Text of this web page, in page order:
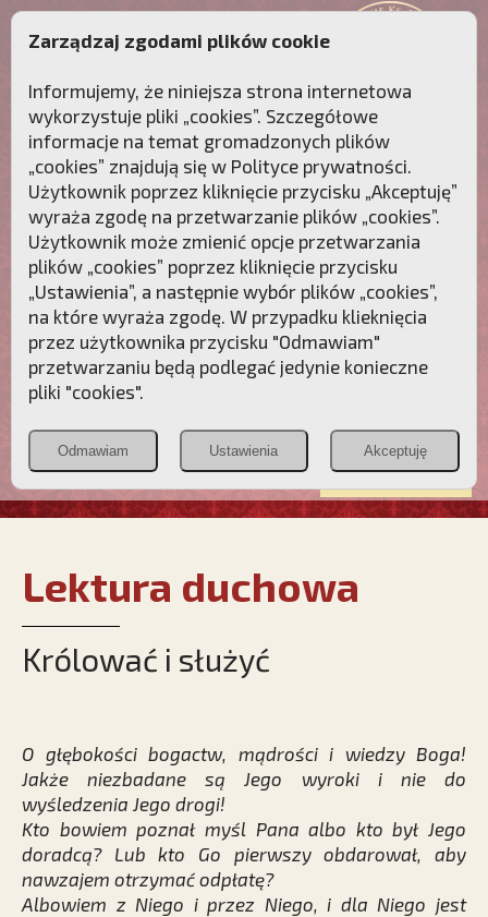
Przebudźmy sumienia Polaków!
Polonia
Christiana
PCh24.pl
Przymierze
POZNAJ APOSTOLAT FATIMY WESPRZYJ
NAS
Lektura duchowa
Królować i służyć
O głębokości bogactw, mądrości i wiedzy Boga!
Jakże niezbadane są Jego wyroki i nie do
wyśledzenia Jego drogi!
Kto bowiem poznał myśl Pana albo kto był Jego
doradcą? Lub kto Go pierwszy obdarował, aby
nawzajem otrzymać odpłatę?
Albowiem z Niego i przez Niego, i dla Niego jest
Zarządzaj zgodami plików cookie
Informujemy, że niniejsza strona internetowa
wykorzystuje pliki „cookies”. Szczegółowe
informacje na temat gromadzonych plików
„cookies” znajdują się w Polityce prywatności.
Użytkownik poprzez kliknięcie przycisku „Akceptuję”
wyraża zgodę na przetwarzanie plików „cookies”.
Użytkownik może zmienić opcje przetwarzania
plików „cookies” poprzez kliknięcie przycisku
„Ustawienia”, a następnie wybór plików „cookies”,
na które wyraża zgodę. W przypadku klieknięcia
przez użytkownika przycisku "Odmawiam"
przetwarzaniu będą podlegać jedynie konieczne
pliki "cookies".
Odmawiam Ustawienia Akceptuję